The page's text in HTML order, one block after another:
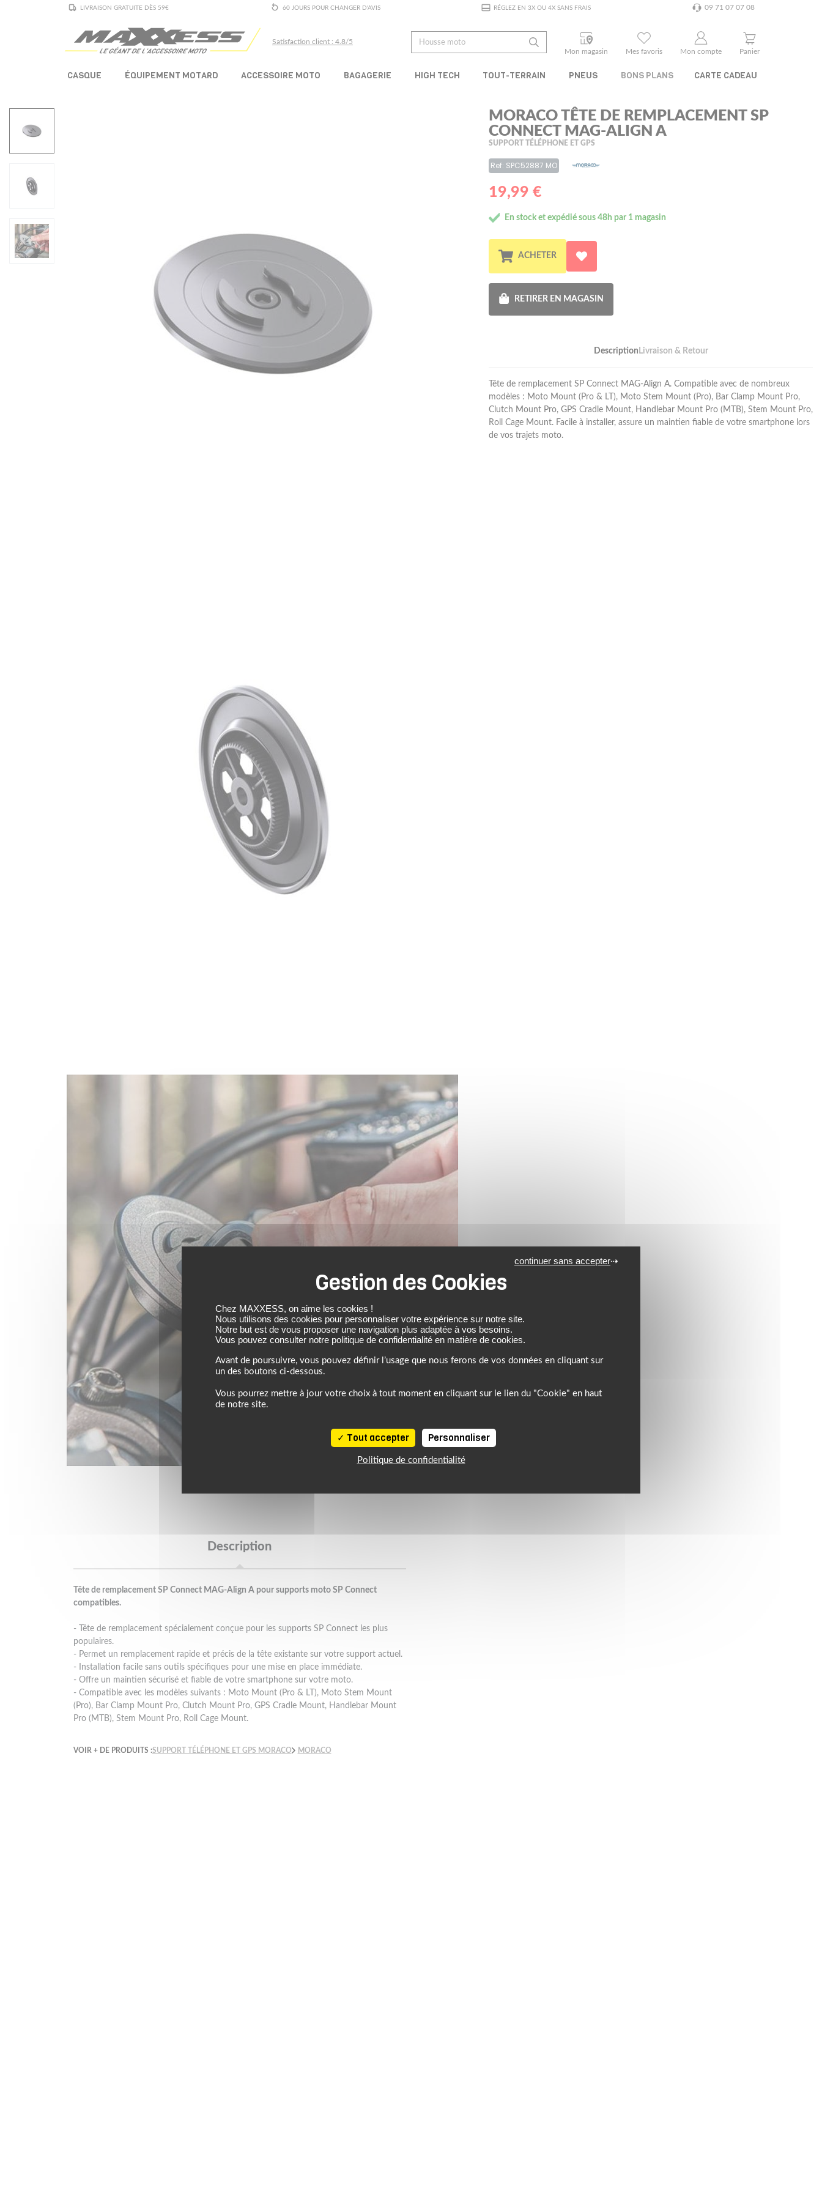
LIVRAISON GRATUITE DÈS 59€ 60 JOURS POUR CHANGER D'AVIS RÉGLEZ EN 3X OU 4X SANS FRAIS 09 71 07 07 08
Satisfaction client : 4.8/5
Mon magasin
Mes favoris Mon compte Panier
CASQUE ÉQUIPEMENT MOTARD ACCESSOIRE MOTO BAGAGERIE HIGH TECH TOUT-TERRAIN PNEUS BONS PLANS CARTE CADEAU
Description
Tête de remplacement SP Connect MAG-Align A pour supports moto SP Connect
compatibles.
- Tête de remplacement spécialement conçue pour les supports SP Connect les plus
populaires.
- Permet un remplacement rapide et précis de la tête existante sur votre support actuel.
- Installation facile sans outils spécifiques pour une mise en place immédiate.
- Offre un maintien sécurisé et fiable de votre smartphone sur votre moto.
- Compatible avec les modèles suivants : Moto Mount (Pro & LT), Moto Stem Mount
(Pro), Bar Clamp Mount Pro, Clutch Mount Pro, GPS Cradle Mount, Handlebar Mount
Pro (MTB), Stem Mount Pro, Roll Cage Mount.
VOIR + DE PRODUITS :SUPPORT TÉLÉPHONE ET GPS MORACO MORACO
MORACO TÊTE DE REMPLACEMENT SP
CONNECT MAG-ALIGN A
SUPPORT TÉLÉPHONE ET GPS
Ref: SPC52887 MO
19,99 €
En stock et expédié sous 48h par 1 magasin
ACHETER
RETIRER EN MAGASIN
Description Livraison & Retour
Tête de remplacement SP Connect MAG-Align A. Compatible avec de nombreux
modèles : Moto Mount (Pro & LT), Moto Stem Mount (Pro), Bar Clamp Mount Pro,
Clutch Mount Pro, GPS Cradle Mount, Handlebar Mount Pro (MTB), Stem Mount Pro,
Roll Cage Mount. Facile à installer, assure un maintien fiable de votre smartphone lors
de vos trajets moto.
Chez MAXXESS, on aime les cookies !
Nous utilisons des cookies pour personnaliser votre expérience sur notre site.
Notre but est de vous proposer une navigation plus adaptée à vos besoins.
Vous pouvez consulter notre politique de confidentialité en matière de cookies.
Avant de poursuivre, vous pouvez définir l’usage que nous ferons de vos données en cliquant sur
un des boutons ci-dessous.
Vous pourrez mettre à jour votre choix à tout moment en cliquant sur le lien du "Cookie" en haut
de notre site.
Tout accepter
continuer sans accepter
Personnaliser
Politique de confidentialité